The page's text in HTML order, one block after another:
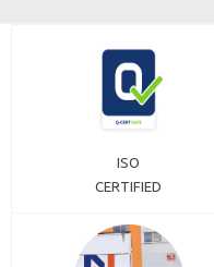
ISO
CERTIFIED